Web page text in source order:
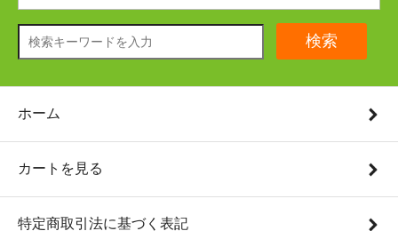
検索
ホーム
カートを見る
特定商取引法に基づく表記